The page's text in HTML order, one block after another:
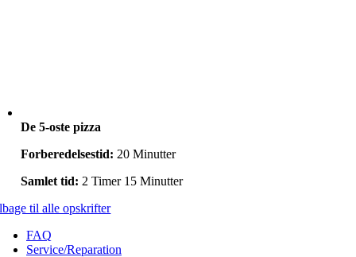
De 5-oste pizza
Forberedelsestid: 20 Minutter
Samlet tid: 2 Timer 15 Minutter
til alle opskrifter
FAQ
Service/Reparation